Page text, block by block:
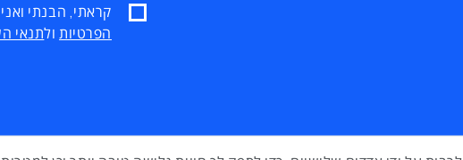
קראתי, הבנתי
הפרטיותולתנאי